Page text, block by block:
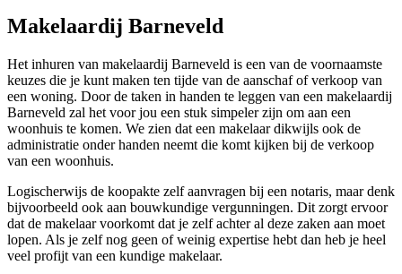
Makelaardij Barneveld
Het inhuren van makelaardij Barneveld is een van de voornaamste
keuzes die je kunt maken ten tijde van de aanschaf of verkoop van
een woning. Door de taken in handen te leggen van een makelaardij
Barneveld zal het voor jou een stuk simpeler zijn om aan een
woonhuis te komen. We zien dat een makelaar dikwijls ook de
administratie onder handen neemt die komt kijken bij de verkoop
van een woonhuis.
Logischerwijs de koopakte zelf aanvragen bij een notaris, maar denk
bijvoorbeeld ook aan bouwkundige vergunningen. Dit zorgt ervoor
dat de makelaar voorkomt dat je zelf achter al deze zaken aan moet
lopen. Als je zelf nog geen of weinig expertise hebt dan heb je heel
veel profijt van een kundige makelaar.